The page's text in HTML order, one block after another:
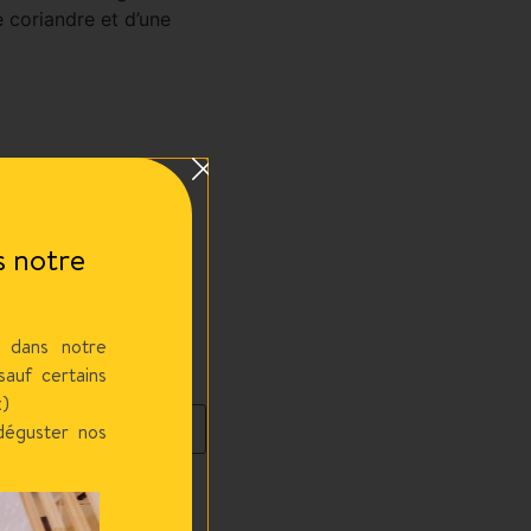
et d’une
notre
notre
certains
nos